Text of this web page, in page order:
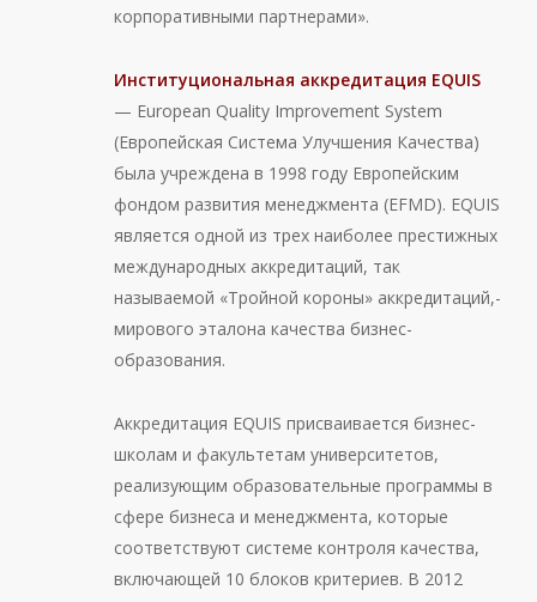
корпоративными партнерами».
Институциональная аккредитация EQUIS
— European Quality Improvement System
(Европейская Система Улучшения Качества)
была учреждена в 1998 году Европейским
фондом развития менеджмента (EFMD). EQUIS
является одной из трех наиболее престижных
международных аккредитаций, так
называемой «Тройной короны» аккредитаций,-
мирового эталона качества бизнес-
образования.
Аккредитация EQUIS присваивается бизнес-
школам и факультетам университетов,
реализующим образовательные программы в
сфере бизнеса и менеджмента, которые
соответствуют системе контроля качества,
включающей 10 блоков критериев. В 2012